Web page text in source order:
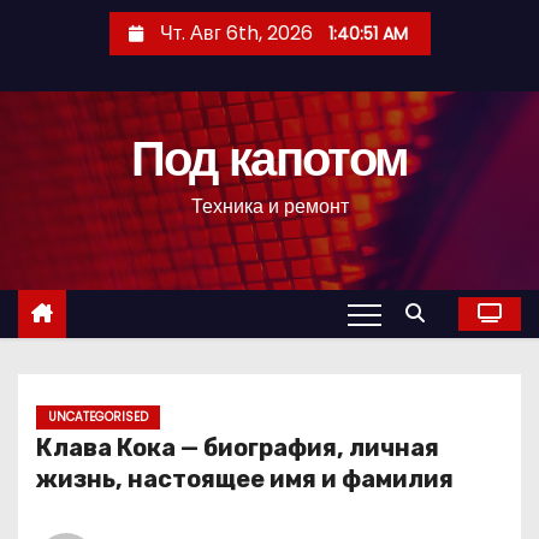
с
Чт. Авг 6th, 2026 1:40:52 AM
Под капотом
Техника и ремонт
UNCATEGORISED
Клава Кока — биография, личная
жизнь, настоящее имя и фамилия